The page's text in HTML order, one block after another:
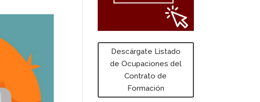
Descárgate Listado
de Ocupaciones del
Contrato de
Formación